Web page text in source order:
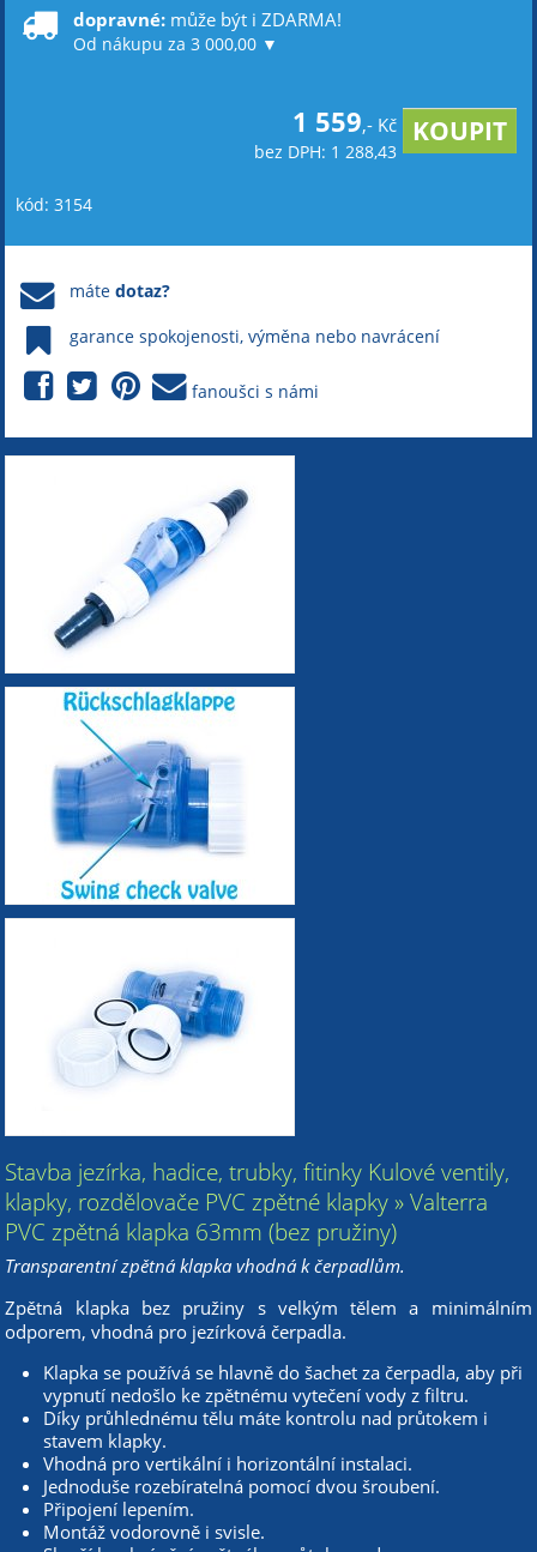
dopravné: může být i ZDARMA!
Od nákupu za 3 000,00 ▼
1 559,- Kč
bez DPH: 1 288,43
kód: 3154
mátedotaz?
garance spokojenosti, výměna nebo navrácení
fanoušci s námi
Stavba jezírka, hadice, trubky, fitinky Kulové ventily,
klapky, rozdělovače PVC zpětné klapky » Valterra
PVC zpětná klapka 63mm (bez pružiny)
Transparentní zpětná klapka vhodná k čerpadlům.
Zpětná klapka bez pružiny s velkým tělem a minimálním
odporem, vhodná pro jezírková čerpadla.
Klapka se používá se hlavně do šachet za čerpadla, aby při
vypnutí nedošlo ke zpětnému vytečení vody z filtru.
Díky průhlednému tělu máte kontrolu nad průtokem i
stavem klapky.
Vhodná pro vertikální i horizontální instalaci.
Jednoduše rozebíratelná pomocí dvou šroubení.
Připojení lepením.
Montáž vodorovně i svisle.